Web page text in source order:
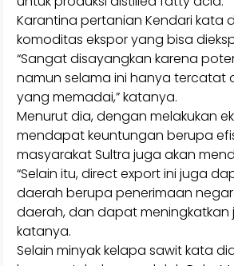
Karantina pertanian Kendari
komoditas ekspor yang bisa
“Sangat disayangkan karena
namun selama ini hanya tercatat
yang memadai,” katanya.
Menurut dia, dengan melakukan
mendapat keuntungan berupa
masyarakat Sultra juga akan
“Selain itu, direct export ini juga
daerah berupa penerimaan
daerah, dan dapat meningkatkan
katanya.
Selain minyak kelapa sawit kata